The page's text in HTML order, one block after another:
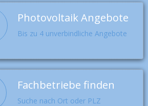
Photovoltaik Angebote
Bis zu 4 unverbindliche Angebote
Fachbetriebe finden
Suche nach Ort oder PLZ